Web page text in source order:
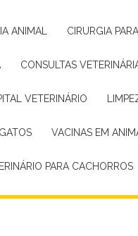
ANIMAL CIRURGIA
CONSULTAS
VETERINÁRIO
VACINAS EM
PARA CACHORROS